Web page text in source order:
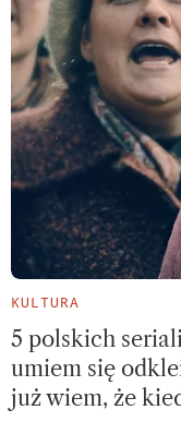
KULTURA
5 polskich
umiem się
już wiem, że